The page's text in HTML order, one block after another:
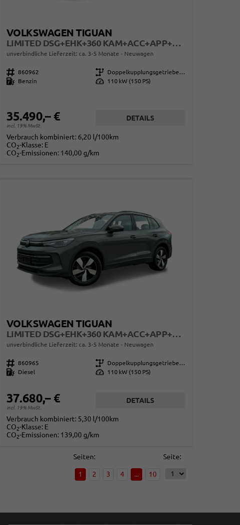
VOLKSWAGEN TIGUAN
LIMITED DSG+EHK+360 KAM+ACC+APP+LED PLUS+17" LM+KLIMA
unverbindliche Lieferzeit: ca. 3-5 Monate Neuwagen
Fahrzeugnr. 860962 Getriebe
Doppelkupplungsgetriebe (DSG)
Kraftstoff
Benzin Leistung 110 kW (150 PS)
35.490,– €
incl. 19% MwSt.
DETAILS
Verbrauch kombiniert: 6,20 l/100km
CO2-Klasse: E
CO2-Emissionen: 140,00 g/km
VOLKSWAGEN TIGUAN
LIMITED DSG+EHK+360 KAM+ACC+APP+LED PLUS+17" LM+KLIMA
unverbindliche Lieferzeit: ca. 3-5 Monate Neuwagen
Fahrzeugnr. 860965 Getriebe
Doppelkupplungsgetriebe (DSG)
Kraftstoff
Diesel Leistung 110 kW (150 PS)
37.680,– €
incl. 19% MwSt.
DETAILS
Verbrauch kombiniert: 5,30 l/100km
CO2-Klasse: E
CO2-Emissionen: 139,00 g/km
Seite:
Seiten:
1 2 3 4 ... 10